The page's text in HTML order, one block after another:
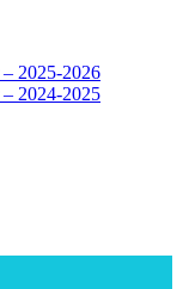
2025-2026
2024-2025